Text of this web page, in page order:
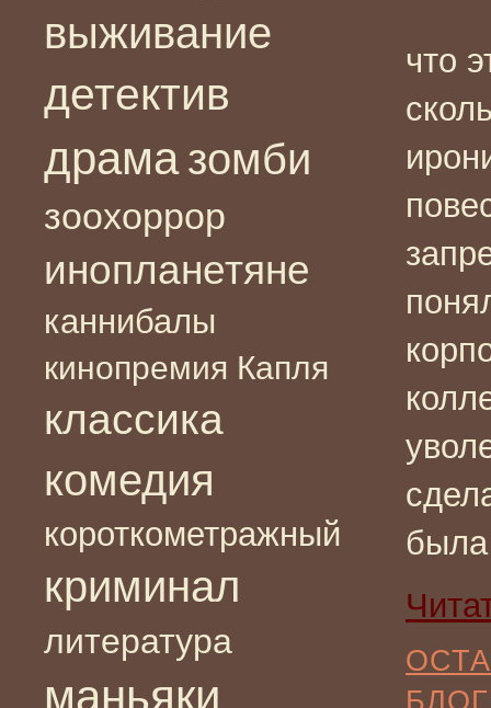
выживание
детектив
драма зомби
зоохоррор
инопланетяне
каннибалы
кинопремия Капля
классика
комедия
короткометражный
криминал
литература
маньяки
что
была
БЛОГ